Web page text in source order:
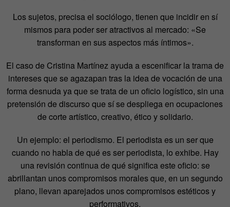
Los sujetos, precisa el sociólogo, tienen que incidir en sí
mismos para poder ser atractivos al mercado: «Se
transforman en sus aspectos más íntimos».
El caso de Cristina Martínez ayuda a escenificar la trama de
intereses que se agazapan tras la idea de vocación de una
forma desnuda ya que se trata de un oficio logístico, sin una
pretensión de discurso que sí se despliega en ocupaciones
de corte artístico, creativo, ético y solidario.
Un ejemplo: el periodismo. El periodista es un ser que
cuando no habla de qué es ser periodista, lo exhibe. Hay
una revisión continua de qué significa este oficio: se
abrillantan unos compromisos morales que, en un segundo
plano, llevan aparejados unos compromisos estéticos y
performativos.